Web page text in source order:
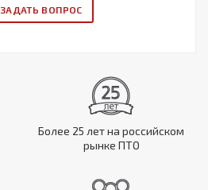
ЗАДАТЬ ВОПРОС
Более 25 лет на российском
рынке ПТО